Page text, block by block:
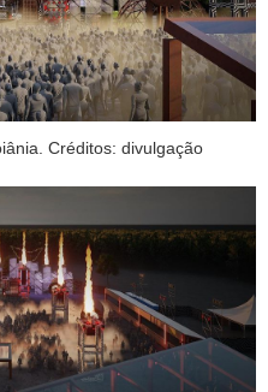
Créditos: divulgação